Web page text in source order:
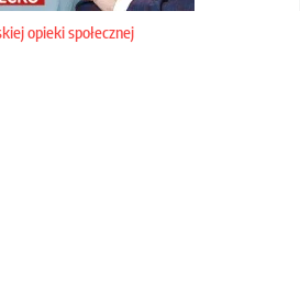
opieki społecznej